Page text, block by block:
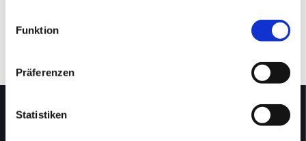
Trigger Symbol ändern oder widerrufen
Informationen über Ihre geografische Lage
können
Funktion
Präferenzen
Statistiken